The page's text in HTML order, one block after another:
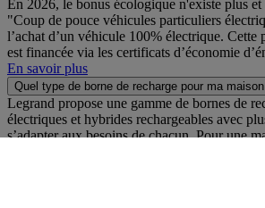
En 2026, le bonus écologique n'existe plus et
"Coup de pouce véhicules particuliers
l’achat d’un véhicule 100% électrique.
est financée via les certificats d’économie
En savoir plus
Quel type de borne de recharge pour ma
Legrand propose une gamme de bornes de
électriques et hybrides rechargeables avec
s’adapter aux besoins de chacun. Pour une